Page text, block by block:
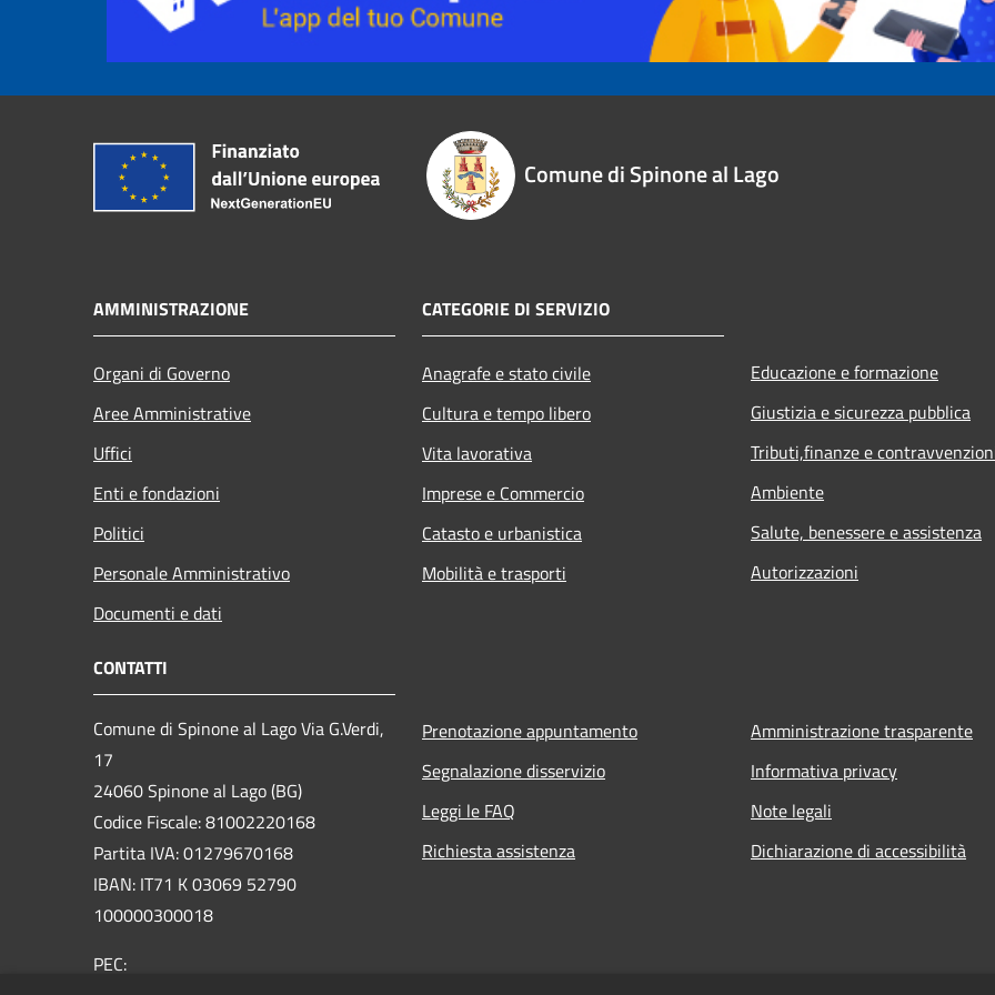
Comune di Spinone al Lago
AMMINISTRAZIONE
Organi di Governo
Aree Amministrative
Uffici
Enti e fondazioni
Politici
Personale Amministrativo
Documenti e dati
CATEGORIE DI SERVIZIO
Anagrafe e stato civile
Cultura e tempo libero
Vita lavorativa
Imprese e Commercio
Catasto e urbanistica
Mobilità e trasporti
Educazione e formazione
Giustizia e sicurezza pubblica
Tributi,finanze e
Ambiente
Salute, benessere e assistenza
Autorizzazioni
CONTATTI
Comune di Spinone al Lago Via G.Verdi,
17
24060 Spinone al Lago (BG)
Codice Fiscale: 81002220168
Partita IVA: 01279670168
IBAN: IT71 K 03069 52790
100000300018
PEC:
Prenotazione appuntamento
Segnalazione disservizio
Leggi le FAQ
Richiesta assistenza
Amministrazione trasparente
Informativa privacy
Note legali
Dichiarazione di accessibilità